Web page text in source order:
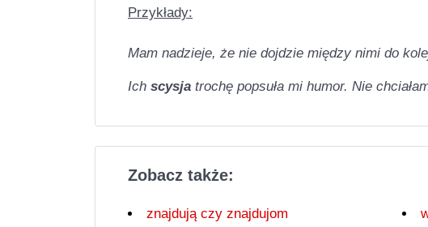
Przykłady:
Mam nadzieje, że nie dojdzie między nimi do
Ich scysja trochę popsuła mi humor. Nie
Zobacz także:
znajdują czy znajdujom